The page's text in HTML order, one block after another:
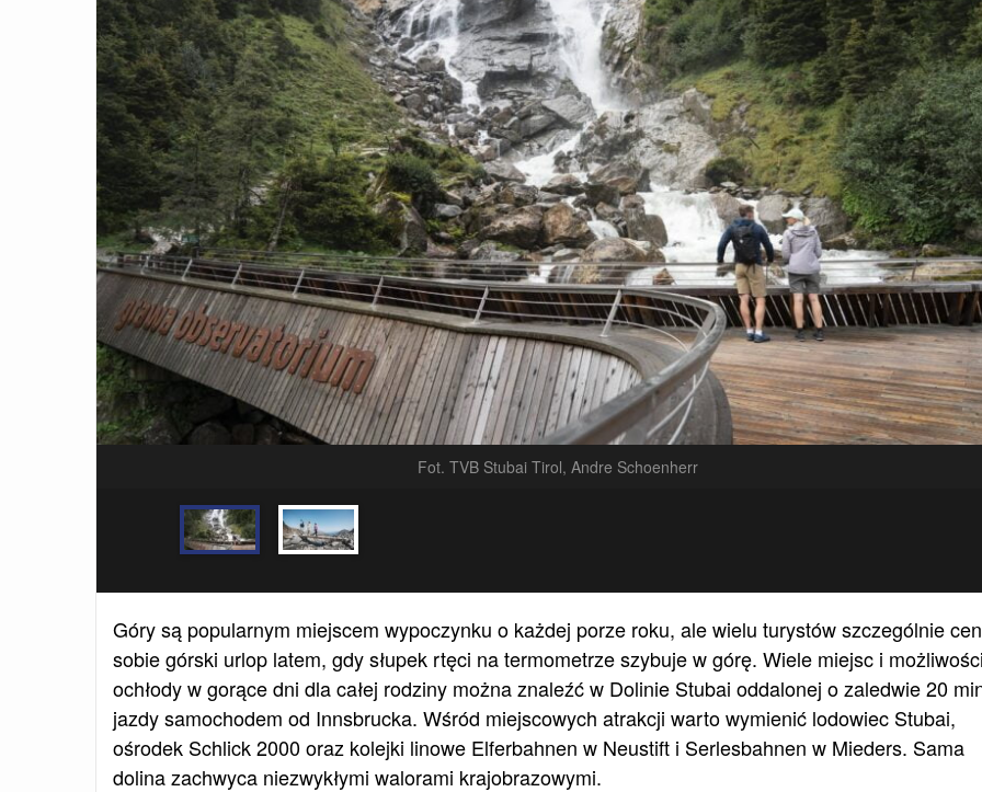
Fot. TVB Stubai Tirol, Andre Schoenherr
Góry są popularnym miejscem wypoczynku o każdej porze roku, ale wielu turystów szczególnie
sobie górski urlop latem, gdy słupek rtęci na termometrze szybuje w górę. Wiele miejsc i
ochłody w gorące dni dla całej rodziny można znaleźć w Dolinie Stubai oddalonej o zaledwie 20
jazdy samochodem od Innsbrucka. Wśród miejscowych atrakcji warto wymienić lodowiec Stubai,
ośrodek Schlick 2000 oraz kolejki linowe Elferbahnen w Neustift i Serlesbahnen w Mieders. Sama
dolina zachwyca niezwykłymi walorami krajobrazowymi.